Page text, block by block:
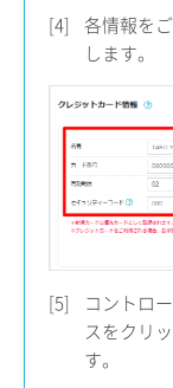
[4]
各情報を
します。
[5]
コントロ
スをクリ
す。